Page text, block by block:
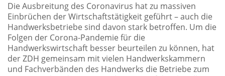
Die Ausbreitung des Coronavirus hat zu massiven
Einbrüchen der Wirtschaftstätigkeit geführt – auch die
Handwerksbetriebe sind davon stark betroffen. Um die
Folgen der Corona-Pandemie für die
Handwerkswirtschaft besser beurteilen zu können, hat
der ZDH gemeinsam mit vielen Handwerkskammern
und Fachverbänden des Handwerks die Betriebe zum